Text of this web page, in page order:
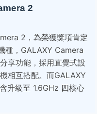
2
2，為榮獲獎項肯定
種，GALAXY Camera
享功能，採用直覺式設
相互搭配。而GALAXY
升級至 1.6GHz 四核心